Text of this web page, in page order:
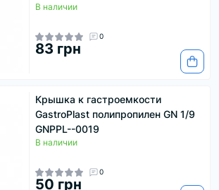
В наличии
0
83 грн
Крышка к гастроемкости
GastroPlast полипропилен GN 1/9
GNPPL--0019
В наличии
0
50 грн